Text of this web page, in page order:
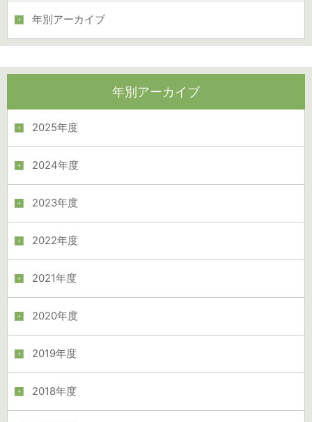
年別アーカイブ
年別アーカイブ
2025年度
2024年度
2023年度
2022年度
2021年度
2020年度
2019年度
2018年度